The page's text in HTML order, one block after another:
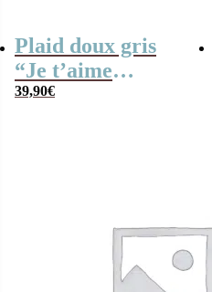
Plaid doux gris
“Je t’aime
Mamie”
39,90€